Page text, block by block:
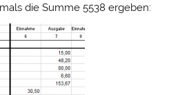
die Summe 5538 ergeben: